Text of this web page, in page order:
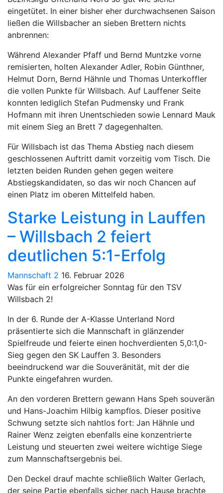
eingetütet. In einer bisher eher durchwachsenen Saison
ließen die Willsbacher an sieben Brettern nichts
anbrennen:
Während Alexander Pfaff und Bernd Muntzke vorne
remisierten, holten Alexander Adler, Robin Günthner,
Helmut Dorn, Bernd Hähnle und Thomas Unterkoffler
die vollen Punkte für Willsbach. Auf Lauffener Seite
konnten lediglich Stefan Pudmensky und Frank
Hofmann mit ihren Unentschieden sowie Lennard Mauk
mit einem Sieg an Brett 7 dagegenhalten.
Für Willsbach ist das Thema Abstieg nach diesem
geschlossenen Auftritt damit vorzeitig vom Tisch. Die
letzten beiden Runden gehen gegen weitere
Abstiegskandidaten, so das wir noch Chancen auf
einen Platz im oberen Mittelfeld haben.
Starke Leistung in Lauffen
– Willsbach 2 feiert
deutlichen 5:1-Erfolg
Mannschaft 2 16. Februar 2026
Was für ein erfolgreicher Sonntag für den TSV
Willsbach 2!
In der 6. Runde der A-Klasse Unterland Nord
präsentierte sich die Mannschaft in glänzender
Spielfreude und feierte einen hochverdienten 5,0:1,0-
Sieg gegen den SK Lauffen 3. Besonders
beeindruckend war die Souveränität, mit der die
Punkte eingefahren wurden.
An den vorderen Brettern gewann Hans Speh souverän
und Hans-Joachim Hilbig kampflos. Dieser positive
Schwung setzte sich nahtlos fort: Jan Hähnle und
Rainer Wenz zeigten ebenfalls eine konzentrierte
Leistung und steuerten zwei weitere wichtige Siege
zum Mannschaftsergebnis bei.
Den Deckel drauf machte schließlich Walter Gerlach,
der seine Partie ebenfalls sicher nach Hause brachte